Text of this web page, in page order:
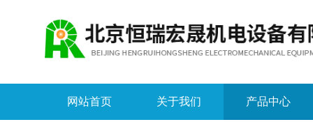
网站首页 关于我们 产品中心